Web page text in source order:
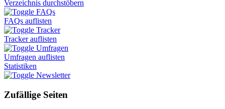
Verzeichnis durchstöbern
FAQs
FAQs auflisten
Tracker
Tracker auflisten
Umfragen
Umfragen auflisten
Statistiken
Newsletter
Zufällige Seiten